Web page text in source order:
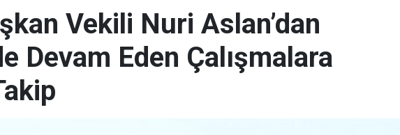
Vekili Nuri Aslan’dan
Devam Eden Çalışmalara